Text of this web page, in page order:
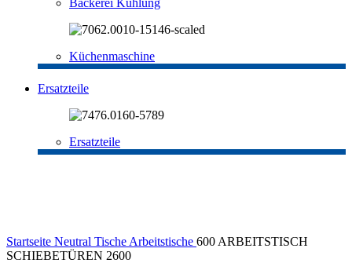
Bäckerei Kühlung
Küchenmaschine
Ersatzteile
Ersatzteile
Startseite Neutral Tische Arbeitstische 600 ARBEITSTISCH
SCHIEBETÜREN 2600